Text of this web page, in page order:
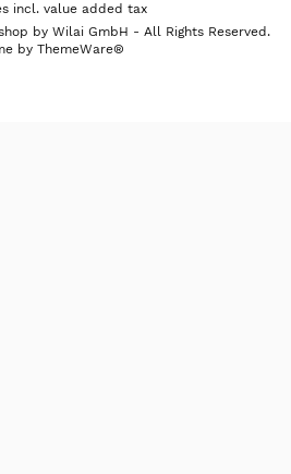
incl. value added tax
by Wilai GmbH - All Rights Reserved.
by ThemeWare®